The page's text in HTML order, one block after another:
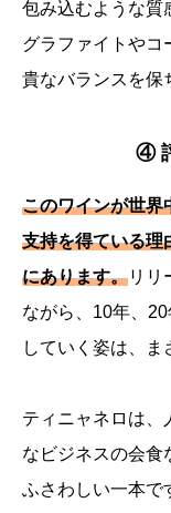
包み込むような質
グラファイトやコ
貴なバランスを保
④
このワインが世界
支持を得ている理
にあります。リリ
ながら、10年、
していく姿は、ま
ティニャネロは、
なビジネスの会食
ふさわしい一本で